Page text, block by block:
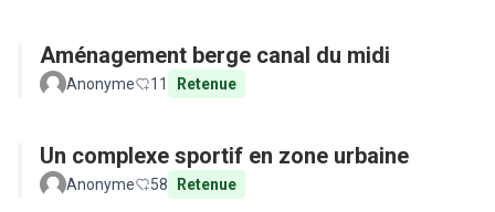
Aménagement berge canal du midi
Anonyme 11 Retenue
Un complexe sportif en zone urbaine
Anonyme 58 Retenue